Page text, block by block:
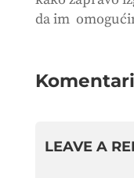
da im
Komentari
LEAVE A